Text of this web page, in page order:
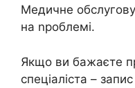
Медичне
на nроблемі.
Якщо ви бажаєте
спеціаліста –